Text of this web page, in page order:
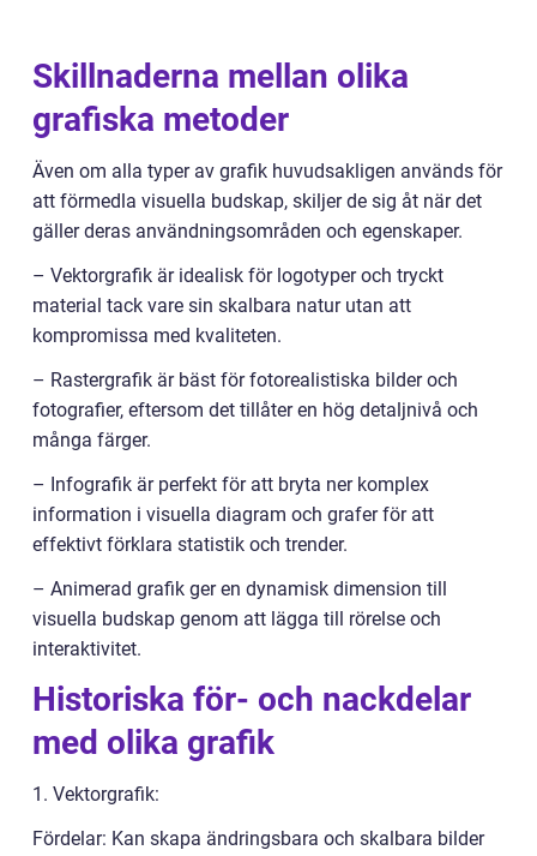
Skillnaderna mellan olika
grafiska metoder
Även om alla typer av grafik huvudsakligen används för
att förmedla visuella budskap, skiljer de sig åt när det
gäller deras användningsområden och egenskaper.
– Vektorgrafik är idealisk för logotyper och tryckt
material tack vare sin skalbara natur utan att
kompromissa med kvaliteten.
– Rastergrafik är bäst för fotorealistiska bilder och
fotografier, eftersom det tillåter en hög detaljnivå och
många färger.
– Infografik är perfekt för att bryta ner komplex
information i visuella diagram och grafer för att
effektivt förklara statistik och trender.
– Animerad grafik ger en dynamisk dimension till
visuella budskap genom att lägga till rörelse och
interaktivitet.
Historiska för- och nackdelar
med olika grafik
1. Vektorgrafik:
Fördelar: Kan skapa ändringsbara och skalbara bilder